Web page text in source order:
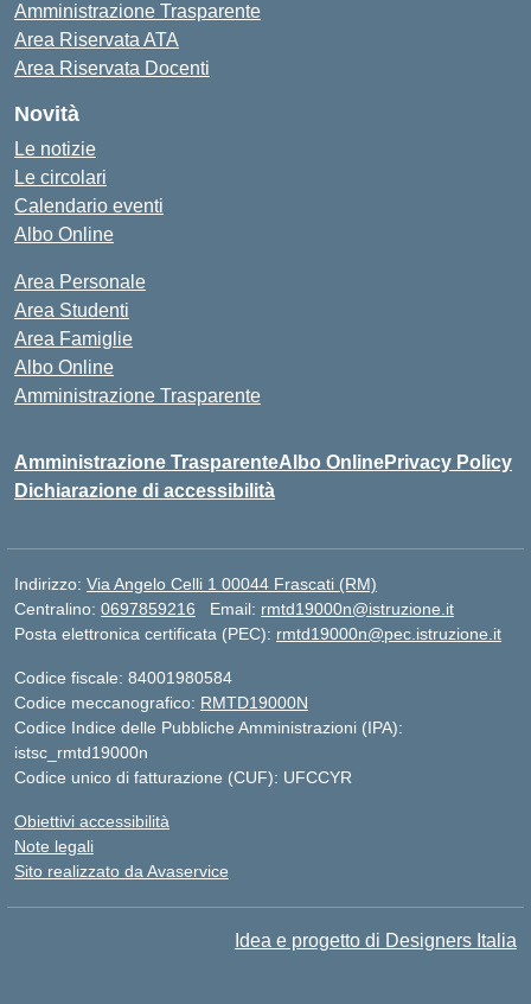
Amministrazione Trasparente
Area Riservata ATA
Area Riservata Docenti
Novità
Le notizie
Le circolari
Calendario eventi
Albo Online
Area Personale
Area Studenti
Area Famiglie
Albo Online
Amministrazione Trasparente
Amministrazione TrasparenteAlbo OnlinePrivacy Policy
Dichiarazione di accessibilità
Indirizzo: Via Angelo Celli 1 00044 Frascati (RM)
Centralino: 0697859216 Email: rmtd19000n@istruzione.it
Posta elettronica certificata (PEC): rmtd19000n@pec.istruzione.it
Codice fiscale: 84001980584
Codice meccanografico: RMTD19000N
Codice Indice delle Pubbliche Amministrazioni (IPA):
istsc_rmtd19000n
Codice unico di fatturazione (CUF): UFCCYR
Obiettivi accessibilità
Note legali
Sito realizzato da Avaservice
Idea e progetto di Designers Italia